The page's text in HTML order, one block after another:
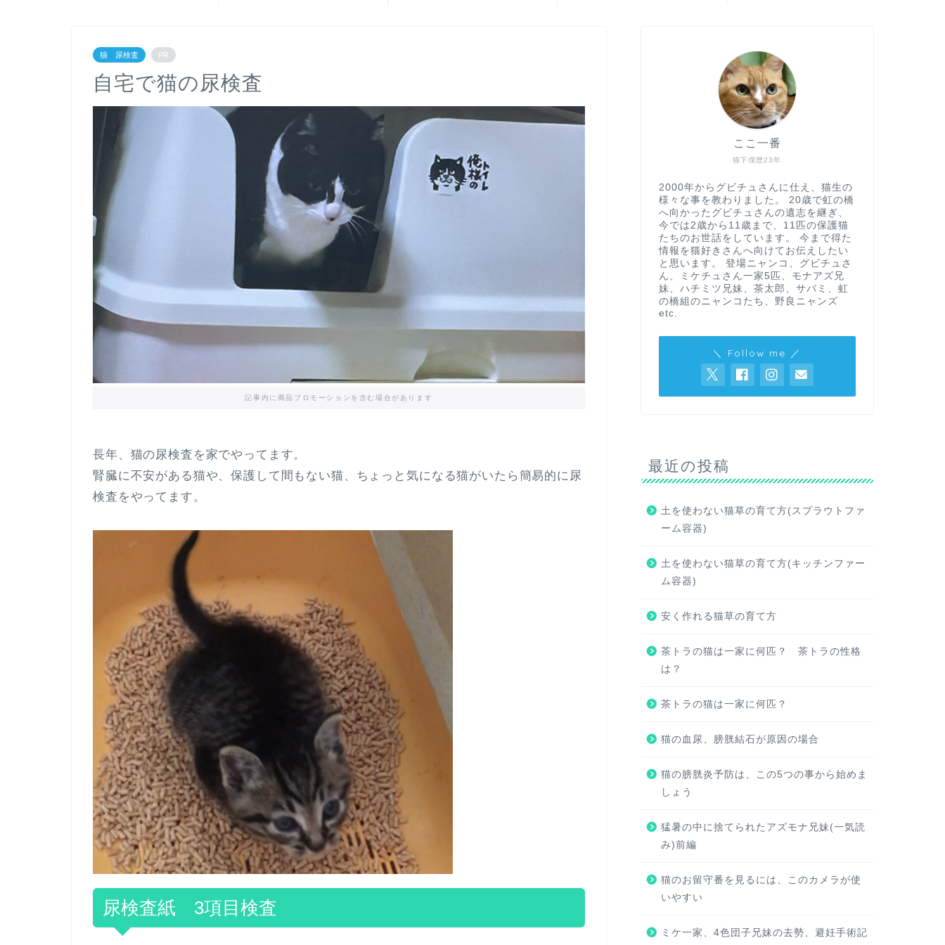
猫 尿検査 PR
自宅で猫の尿検査
記事内に商品プロモーションを含む場合があります
長年、猫の尿検査を家でやってます。
腎臓に不安がある猫や、保護して間もない猫、ちょっと気になる猫がいたら簡易的に尿
検査をやってます。
尿検査紙 3項目検査
猫下僕歴23年
ここ一番
2000年からグビチュさんに仕え、猫生の
様々な事を教わりました。 20歳で虹の橋
へ向かったグビチュさんの遺志を継ぎ、
今では2歳から11歳まで、11匹の保護猫
たちのお世話をしています。 今まで得た
情報を猫好きさんへ向けてお伝えしたい
と思います。 登場ニャンコ、グビチュさ
ん、ミケチュさん一家5匹、モナアズ兄
妹、ハチミツ兄妹、茶太郎、サバミ、虹
の橋組のニャンコたち、野良ニャンズ
etc.
＼ Follow me ／
最近の投稿
土を使わない猫草の育て方(スプラウトファ
ーム容器)
土を使わない猫草の育て方(キッチンファー
ム容器)
安く作れる猫草の育て方
茶トラの猫は一家に何匹？ 茶トラの性格
は？
茶トラの猫は一家に何匹？
猫の血尿、膀胱結石が原因の場合
猫の膀胱炎予防は、この5つの事から始めま
しょう
猛暑の中に捨てられたアズモナ兄妹(一気読
み)前編
猫のお留守番を見るには、このカメラが使
いやすい
ミケ一家、4色団子兄妹の去勢、避妊手術記